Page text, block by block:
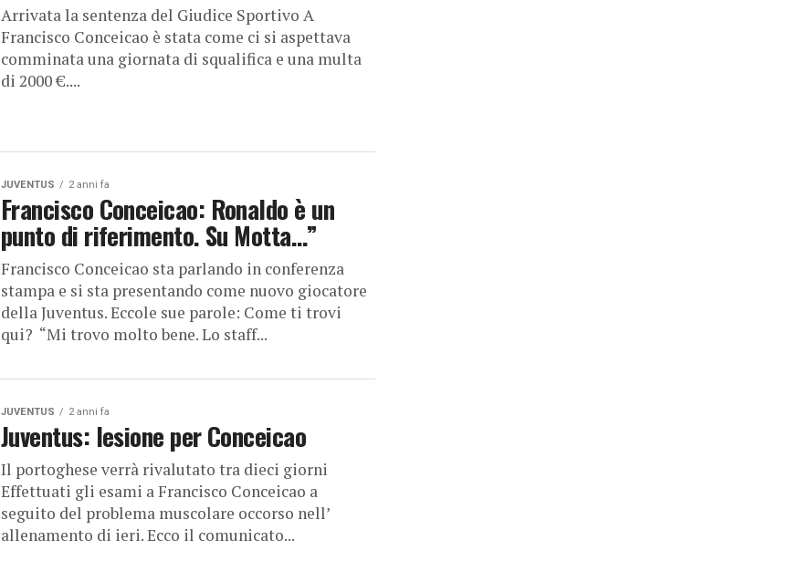
Arrivata la sentenza del Giudice Sportivo A
Francisco Conceicao è stata come ci si aspettava
comminata una giornata di squalifica e una multa
di 2000 €....
JUVENTUS 2 anni fa
Francisco Conceicao: Ronaldo è un
punto di riferimento. Su Motta…”
Francisco Conceicao sta parlando in conferenza
stampa e si sta presentando come nuovo giocatore
della Juventus. Eccole sue parole: Come ti trovi
qui? “Mi trovo molto bene. Lo staff...
JUVENTUS 2 anni fa
Juventus: lesione per Conceicao
Il portoghese verrà rivalutato tra dieci giorni
Effettuati gli esami a Francisco Conceicao a
seguito del problema muscolare occorso nell’
allenamento di ieri. Ecco il comunicato...